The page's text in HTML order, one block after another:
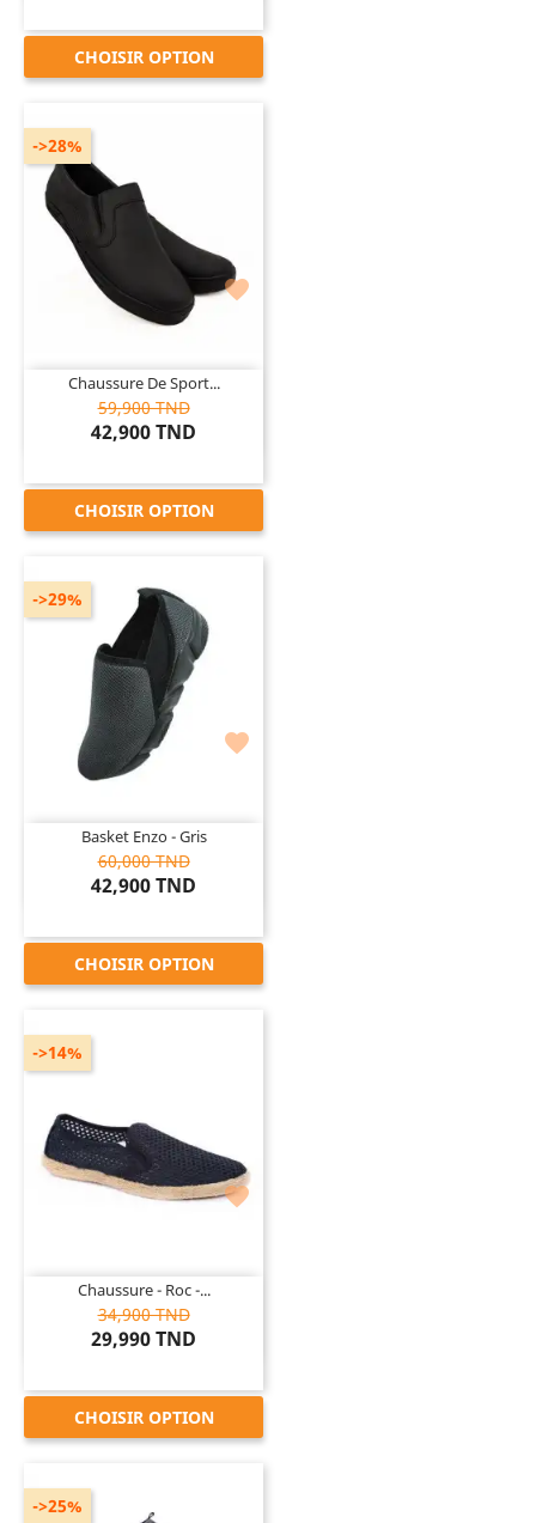
CHOISIR OPTION

Chaussure De Sport...
59,900 TND
42,900 TND
->28%
CHOISIR OPTION

Basket Enzo - Gris
60,000 TND
42,900 TND
->29%
CHOISIR OPTION

Chaussure - Roc -...
34,900 TND
29,990 TND
->14%
CHOISIR OPTION
->25%